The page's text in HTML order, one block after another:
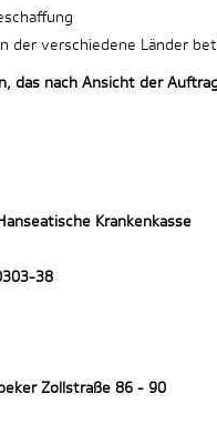
der verschiedene Länder
das nach Ansicht der
Krankenkasse
38
Zollstraße 86 - 90